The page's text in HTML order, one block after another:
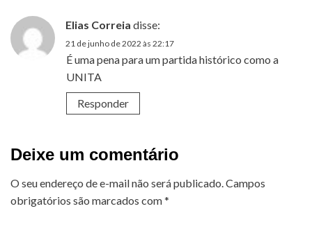
Elias Correia disse:
21 de junho de 2022 às 22:17
É uma pena para um partida histórico como a
UNITA
Responder
Deixe um comentário
O seu endereço de e-mail não será publicado.Campos
obrigatórios são marcados com*